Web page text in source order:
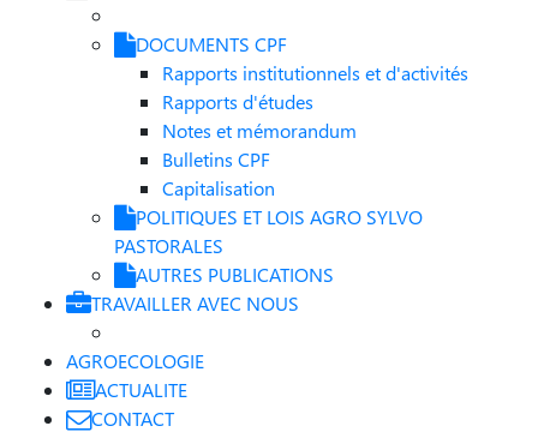
DOCUMENTS CPF
Rapports institutionnels et d'activités
Rapports d'études
Notes et mémorandum
Bulletins CPF
Capitalisation
POLITIQUES ET LOIS AGRO SYLVO
PASTORALES
AUTRES PUBLICATIONS
TRAVAILLER AVEC NOUS
AGROECOLOGIE
ACTUALITE
CONTACT